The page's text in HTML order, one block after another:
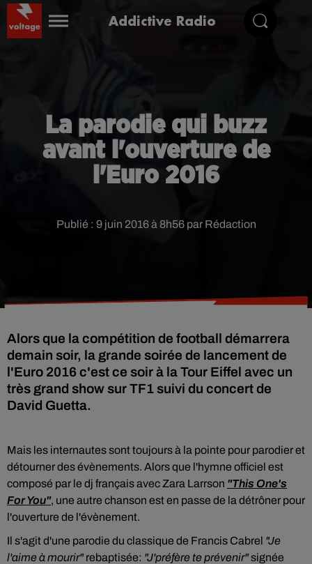
Addictive Radio
La parodie qui buzz
avant l'ouverture de
l'Euro 2016
Publié : 9 juin 2016 à 8h56 par Rédaction
Alors que la compétition de football démarrera
demain soir, la grande soirée de lancement de
l'Euro 2016 c'est ce soir à la Tour Eiffel avec un
très grand show sur TF1 suivi du concert de
David Guetta.
Mais les internautes sont toujours à la pointe pour parodier et
détourner des évènements. Alors que l'hymne officiel est
composé par le dj français avec Zara Larrson "This One's
For You", une autre chanson est en passe de la détrôner pour
l'ouverture de l'évènement.
Il s'agit d'une parodie du classique de Francis Cabrel "Je
l'aime à mourir" rebaptisée: "J'préfère te prévenir"signée